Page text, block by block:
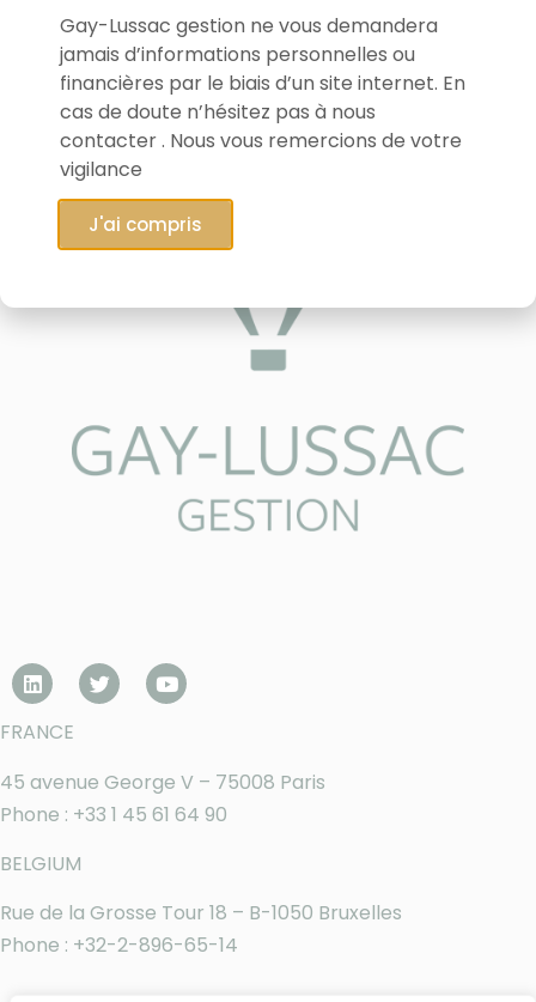
FRANCE
45 avenue George V – 75008 Paris
Phone : +33 1 45 61 64 90
BELGIUM
Rue de la Grosse Tour 18 – B-1050 Bruxelles
Phone : +32-2-896-65-14
Gay-Lussac gestion ne vous demandera
jamais d’informations personnelles ou
financières par le biais d’un site internet. En
cas de doute n’hésitez pas à nous
contacter . Nous vous remercions de votre
vigilance
J'ai compris